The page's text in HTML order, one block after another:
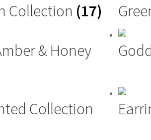
Collection (17)
& Honey
Collection